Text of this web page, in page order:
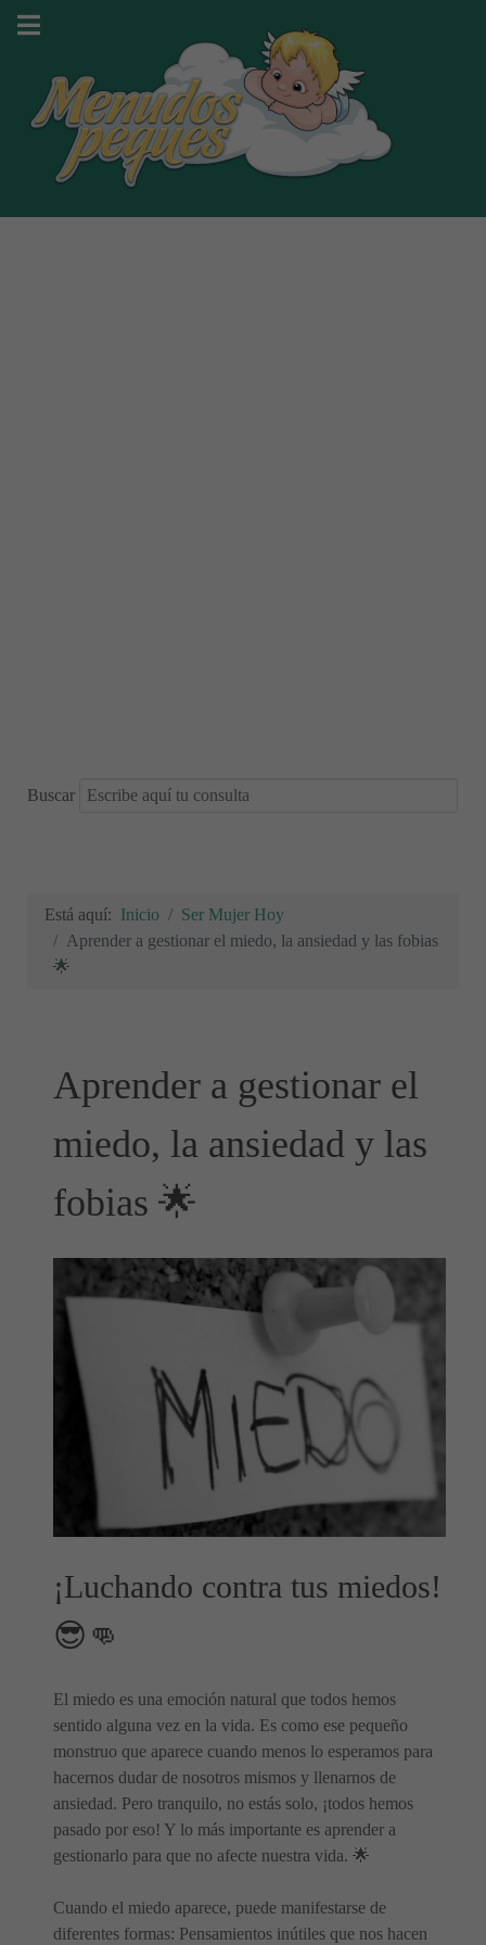
Buscar
Está aquí: Inicio
Ser Mujer Hoy
Aprender a gestionar el miedo, la ansiedad y las fobias
🌟
Aprender a gestionar el
miedo, la ansiedad y las
fobias 🌟
¡Luchando contra tus miedos!
😎👊
El miedo es una emoción natural que todos hemos
sentido alguna vez en la vida. Es como ese pequeño
monstruo que aparece cuando menos lo esperamos para
hacernos dudar de nosotros mismos y llenarnos de
ansiedad. Pero tranquilo, no estás solo, ¡todos hemos
pasado por eso! Y lo más importante es aprender a
gestionarlo para que no afecte nuestra vida. 🌟
Cuando el miedo aparece, puede manifestarse de
diferentes formas: Pensamientos inútiles que nos hacen